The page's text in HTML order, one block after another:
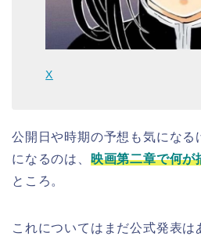
X
公開日や時期の予想も気になる
になるのは、 映画第二章で何が
ところ。
これについてはまだ公式発表は